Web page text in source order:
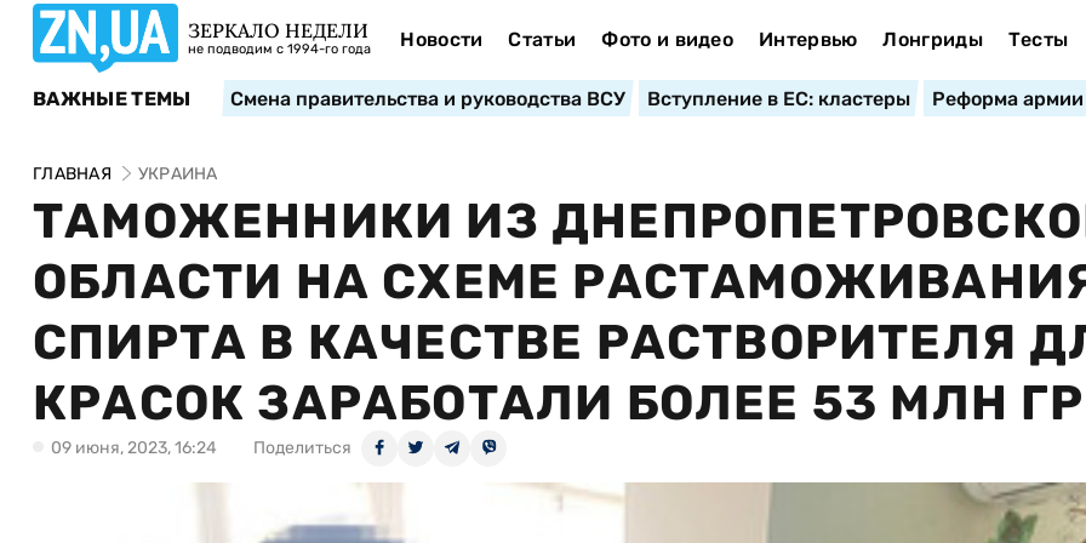
ЗЕРКАЛО НЕДЕЛИ
не подводим с 1994-го года Новости Статьи Фото и видео Интервью Лонгриды Тесты
ВАЖНЫЕ ТЕМЫ Смена правительства и руководства ВСУ Вступление в ЕС: кластеры Реформа армии
ГЛАВНАЯ УКРАИНА
ТАМОЖЕННИКИ ИЗ
ОБЛАСТИ НА СХЕМЕ
СПИРТА В КАЧЕСТВЕ РАСТВОРИТЕЛЯ
КРАСОК ЗАРАБОТАЛИ БОЛЕЕ 53 МЛН
09 июня, 2023, 16:24 Поделиться